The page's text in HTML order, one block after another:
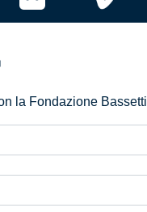
la Fondazione Bassetti